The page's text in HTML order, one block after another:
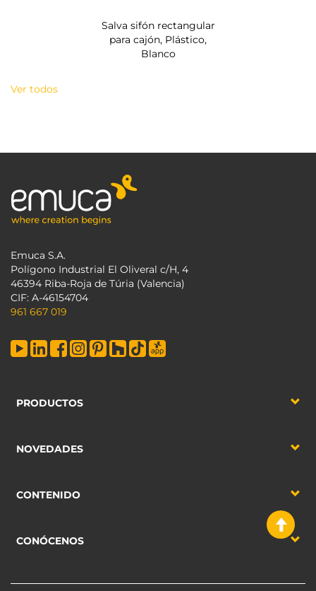
Salva sifón rectangular
para cajón, Plástico,
Blanco
Ver todos
Emuca S.A.
Polígono Industrial El Oliveral c/H, 4
46394 Riba-Roja de Túria (Valencia)
CIF: A-46154704
961 667 019
PRODUCTOS
NOVEDADES
CONTENIDO
CONÓCENOS